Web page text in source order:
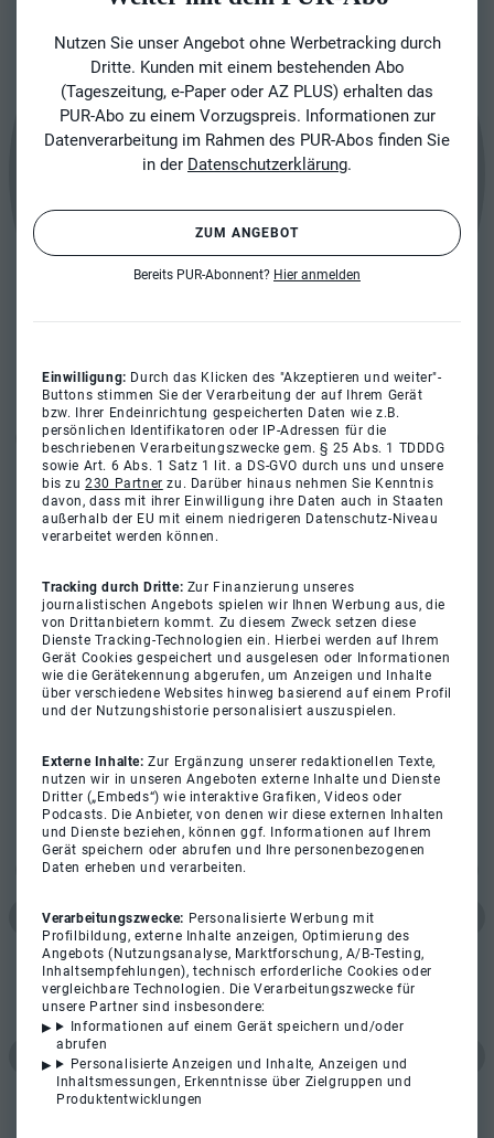
Nutzen Sie unser Angebot ohne Werbetracking durch
Dritte. Kunden mit einem bestehenden Abo
(Tageszeitung, e-Paper oder AZ PLUS) erhalten das
PUR-Abo zu einem Vorzugspreis. Informationen zur
Datenverarbeitung im Rahmen des PUR-Abos finden Sie
in der Datenschutzerklärung.
ZUM ANGEBOT
Bereits PUR-Abonnent? Hier anmelden
Einwilligung: Durch das Klicken des "Akzeptieren und weiter"-
Buttons stimmen Sie der Verarbeitung der auf Ihrem Gerät
bzw. Ihrer Endeinrichtung gespeicherten Daten wie z.B.
persönlichen Identifikatoren oder IP-Adressen für die
beschriebenen Verarbeitungszwecke gem. § 25 Abs. 1 TDDDG
sowie Art. 6 Abs. 1 Satz 1 lit. a DS-GVO durch uns und unsere
bis zu230 Partner zu. Darüber hinaus nehmen Sie Kenntnis
davon, dass mit ihrer Einwilligung ihre Daten auch in Staaten
außerhalb der EU mit einem niedrigeren Datenschutz-Niveau
verarbeitet werden können.
Tracking durch Dritte: Zur Finanzierung unseres
journalistischen Angebots spielen wir Ihnen Werbung aus, die
von Drittanbietern kommt. Zu diesem Zweck setzen diese
Dienste Tracking-Technologien ein. Hierbei werden auf Ihrem
Gerät Cookies gespeichert und ausgelesen oder Informationen
wie die Gerätekennung abgerufen, um Anzeigen und Inhalte
über verschiedene Websites hinweg basierend auf einem Profil
und der Nutzungshistorie personalisiert auszuspielen.
Externe Inhalte:Zur Ergänzung unserer redaktionellen Texte,
nutzen wir in unseren Angeboten externe Inhalte und Dienste
Dritter („Embeds“) wie interaktive Grafiken, Videos oder
Podcasts. Die Anbieter, von denen wir diese externen Inhalten
und Dienste beziehen, können ggf. Informationen auf Ihrem
Gerät speichern oder abrufen und Ihre personenbezogenen
Daten erheben und verarbeiten.
Verarbeitungszwecke: Personalisierte Werbung mit
Profilbildung, externe Inhalte anzeigen, Optimierung des
Angebots (Nutzungsanalyse, Marktforschung, A/B-Testing,
Inhaltsempfehlungen), technisch erforderliche Cookies oder
vergleichbare Technologien. Die Verarbeitungszwecke für
unsere Partner sind insbesondere:
Informationen auf einem Gerät speichern und/oder
abrufen
Personalisierte Anzeigen und Inhalte, Anzeigen und
Inhaltsmessungen, Erkenntnisse über Zielgruppen und
Produktentwicklungen